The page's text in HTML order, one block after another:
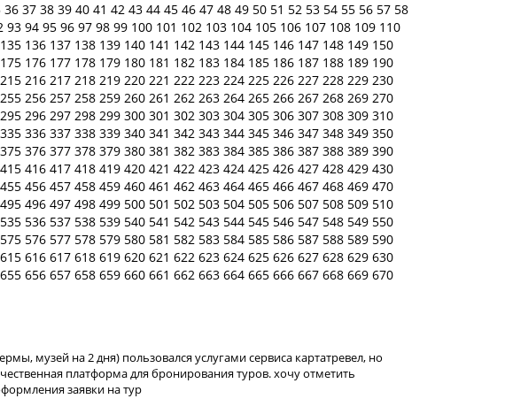
36 37 38 39 40 41 42 43 44 45 46 47 48 49 50 51 52 53 54 55 56 57 58
93 94 95 96 97 98 99 100 101 102 103 104 105 106 107 108 109 110
135 136 137 138 139 140 141 142 143 144 145 146 147 148 149 150
175 176 177 178 179 180 181 182 183 184 185 186 187 188 189 190
215 216 217 218 219 220 221 222 223 224 225 226 227 228 229 230
255 256 257 258 259 260 261 262 263 264 265 266 267 268 269 270
295 296 297 298 299 300 301 302 303 304 305 306 307 308 309 310
335 336 337 338 339 340 341 342 343 344 345 346 347 348 349 350
375 376 377 378 379 380 381 382 383 384 385 386 387 388 389 390
415 416 417 418 419 420 421 422 423 424 425 426 427 428 429 430
455 456 457 458 459 460 461 462 463 464 465 466 467 468 469 470
495 496 497 498 499 500 501 502 503 504 505 506 507 508 509 510
535 536 537 538 539 540 541 542 543 544 545 546 547 548 549 550
575 576 577 578 579 580 581 582 583 584 585 586 587 588 589 590
615 616 617 618 619 620 621 622 623 624 625 626 627 628 629 630
655 656 657 658 659 660 661 662 663 664 665 666 667 668 669 670
музей на 2 дня) пользовался услугами сервиса картатревел, но
платформа для бронирования туров. хочу отметить
заявки на тур